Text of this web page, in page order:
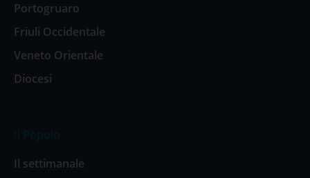
Portogruaro
Friuli Occidentale
Veneto Orientale
Diocesi
Il settimanale